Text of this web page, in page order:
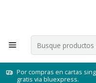
Por compras en cartas
gratis via bluexpress.